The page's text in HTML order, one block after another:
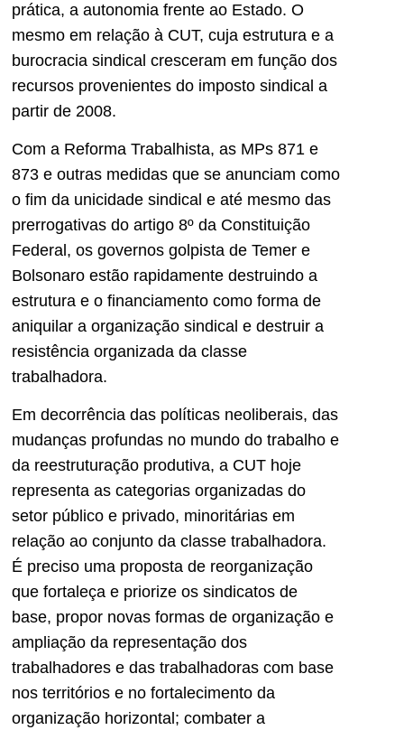
prática, a autonomia frente ao Estado. O
mesmo em relação à CUT, cuja estrutura e a
burocracia sindical cresceram em função dos
recursos provenientes do imposto sindical a
partir de 2008.
Com a Reforma Trabalhista, as MPs 871 e
873 e outras medidas que se anunciam como
o fim da unicidade sindical e até mesmo das
prerrogativas do artigo 8º da Constituição
Federal, os governos golpista de Temer e
Bolsonaro estão rapidamente destruindo a
estrutura e o financiamento como forma de
aniquilar a organização sindical e destruir a
resistência organizada da classe
trabalhadora.
Em decorrência das políticas neoliberais, das
mudanças profundas no mundo do trabalho e
da reestruturação produtiva, a CUT hoje
representa as categorias organizadas do
setor público e privado, minoritárias em
relação ao conjunto da classe trabalhadora.
É preciso uma proposta de reorganização
que fortaleça e priorize os sindicatos de
base, propor novas formas de organização e
ampliação da representação dos
trabalhadores e das trabalhadoras com base
nos territórios e no fortalecimento da
organização horizontal; combater a